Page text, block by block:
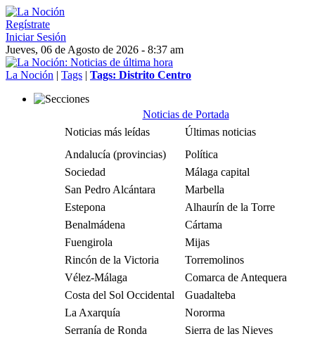
Regístrate
Iniciar Sesión
Jueves, 06 de Agosto de 2026 - 8:37 am
La Noción | Tags | Tags: Distrito Centro
Noticias de Portada
Noticias más leídas
Últimas noticias
Andalucía (provincias)
Política
Sociedad
Málaga capital
San Pedro Alcántara
Marbella
Estepona
Alhaurín de la Torre
Benalmádena
Cártama
Fuengirola
Mijas
Rincón de la Victoria
Torremolinos
Vélez-Málaga
Comarca de Antequera
Costa del Sol Occidental
Guadalteba
La Axarquía
Nororma
Serranía de Ronda
Sierra de las Nieves